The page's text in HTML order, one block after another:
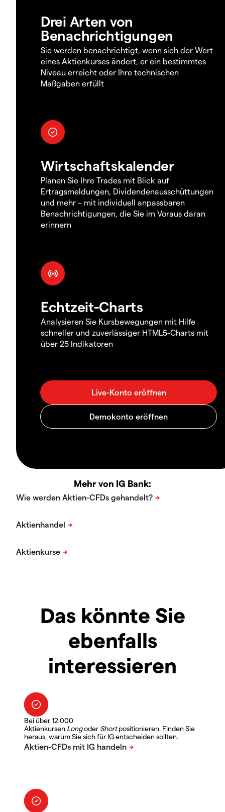
Drei Arten von
Benachrichtigungen
Sie werden benachrichtigt, wenn sich der Wert
eines Aktienkurses ändert, er ein bestimmtes
Niveau erreicht oder Ihre technischen
Maßgaben erfüllt
Wirtschaftskalender
Planen Sie Ihre Trades mit Blick auf
Ertragsmeldungen, Dividendenausschüttungen
und mehr – mit individuell anpassbaren
Benachrichtigungen, die Sie im Voraus daran
erinnern
Echtzeit-Charts
Analysieren Sie Kursbewegungen mit Hilfe
schneller und zuverlässiger HTML5-Charts mit
über 25 Indikatoren
Mehr von IG Bank:
Das könnte Sie
ebenfalls
interessieren
Bei über 12 000
Aktienkursen LongoderShortpositionieren. Finden Sie
heraus, warum Sie sich für IG entscheiden sollten.